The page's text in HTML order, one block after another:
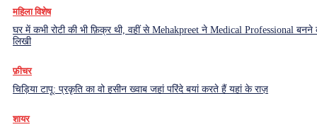
महिला विशेष
घर में कभी रोटी की भी फ़िक्र थी, वहीं से Mehakpreet ने Medical Professional बनने
लिखी
फ़ीचर
चिड़िया टापू: प्रकृति का वो हसीन ख्वाब जहां परिंदे बयां करते हैं यहां के राज़
शायर